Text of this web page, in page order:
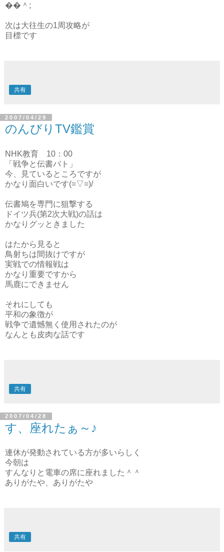
��＾;
次は大往生の1周攻略が
目標です
共有
2007/04/29
のんびりTV鑑賞
NHK教育 10：00
「戦争と伝書バト」
今、見ているところですが
かなり面白いです(=▽=)/
伝書鳩を専門に狙撃する
ドイツ兵(第2次大戦)の話は
かなりグッときました
はたから見ると
鳥射ちは間抜けですが
実戦での情報戦は
かなり重要ですから
馬鹿にできません
それにしても
平和の象徴が
戦争で遺憾無く使用されたのが
なんとも皮肉な話です
共有
2007/04/28
す、座れたぁ～♪
連休が発動されている方が多いらしく
今朝は
すんなりと電車の席に座れました＾＾
ありがたや、ありがたや
共有